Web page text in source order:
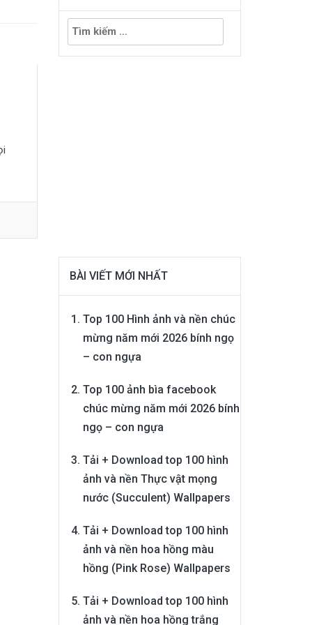
Tìm
kiếm
cho:
BÀI VIẾT MỚI NHẤT
Top 100 Hình ảnh và nền chúc
mừng năm mới 2026 bính ngọ
– con ngựa
Top 100 ảnh bìa facebook
chúc mừng năm mới 2026 bính
ngọ – con ngựa
Tải + Download top 100 hình
ảnh và nền Thực vật mọng
nước (Succulent) Wallpapers
Tải + Download top 100 hình
ảnh và nền hoa hồng màu
hồng (Pink Rose) Wallpapers
Tải + Download top 100 hình
ảnh và nền hoa hồng trắng